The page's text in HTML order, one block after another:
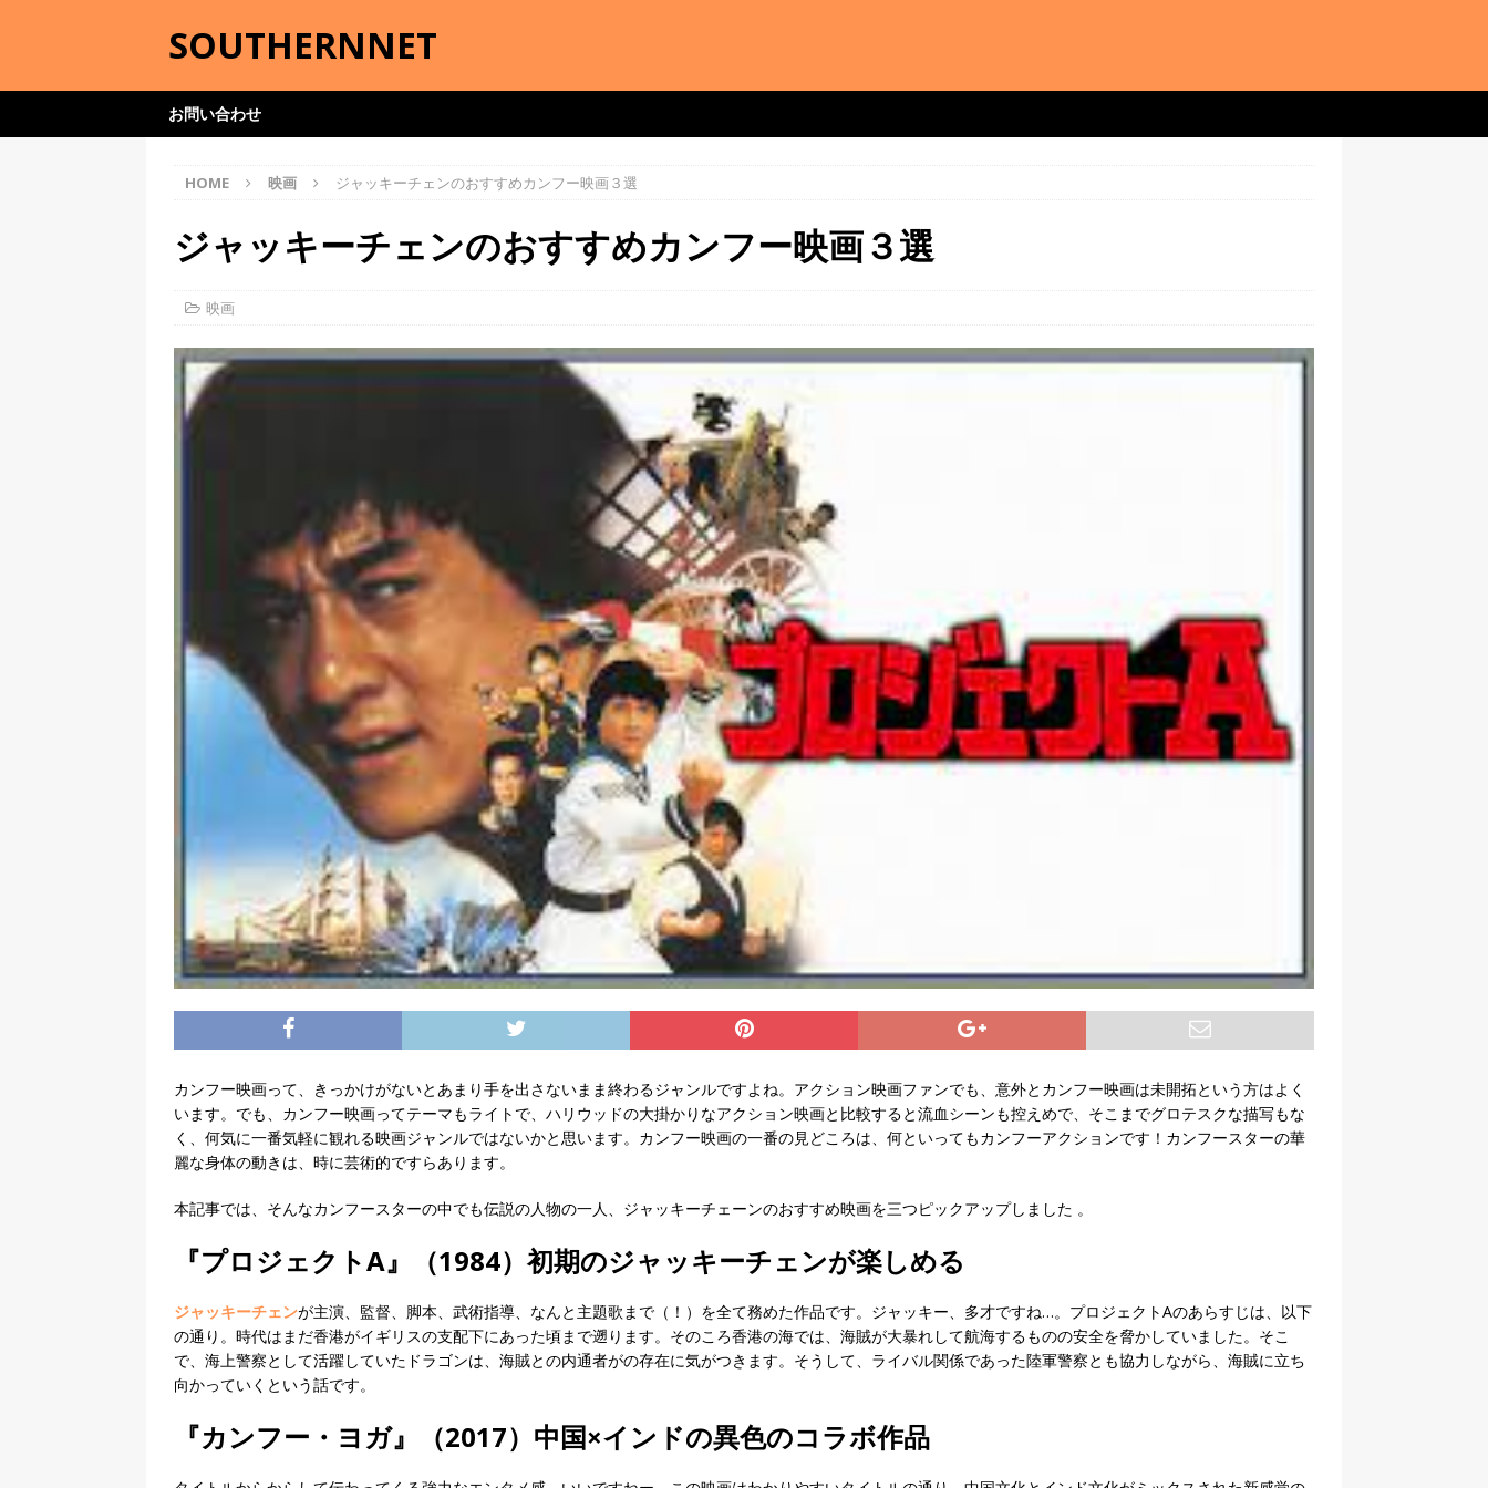
SOUTHERNNET
お問い合わせ
HOME 映画 ジャッキーチェンのおすすめカンフー映画３選
ジャッキーチェンのおすすめカンフー映画３選
映画
カンフー映画って、きっかけがないとあまり手を出さないまま終わるジャンルですよね。アクション映画ファンでも、意外とカンフー映画は未開拓という方はよく
います。でも、カンフー映画ってテーマもライトで、ハリウッドの大掛かりなアクション映画と比較すると流血シーンも控えめで、そこまでグロテスクな描写もな
く、何気に一番気軽に観れる映画ジャンルではないかと思います。カンフー映画の一番の見どころは、何といってもカンフーアクションです！カンフースターの華
麗な身体の動きは、時に芸術的ですらあります。
本記事では、そんなカンフースターの中でも伝説の人物の一人、ジャッキーチェーンのおすすめ映画を三つピックアップしました 。
『プロジェクトA』（1984）初期のジャッキーチェンが楽しめる
ジャッキーチェンが主演、監督、脚本、武術指導、なんと主題歌まで（！）を全て務めた作品です。ジャッキー、多才ですね…。プロジェクトAのあらすじは、以下
の通り。時代はまだ香港がイギリスの支配下にあった頃まで遡ります。そのころ香港の海では、海賊が大暴れして航海するものの安全を脅かしていました。そこ
で、海上警察として活躍していたドラゴンは、海賊との内通者がの存在に気がつきます。そうして、ライバル関係であった陸軍警察とも協力しながら、海賊に立ち
向かっていくという話です。
『カンフー・ヨガ』（2017）中国×インドの異色のコラボ作品